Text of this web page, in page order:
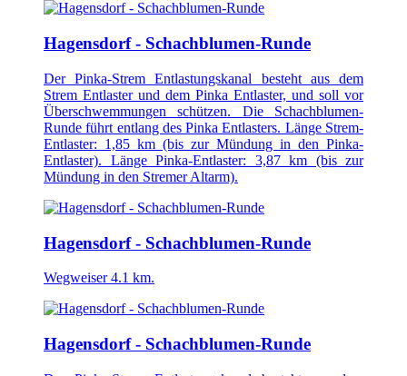
Hagensdorf - Schachblumen-Runde
Der Pinka-Strem Entlastungskanal besteht aus dem
Strem Entlaster und dem Pinka Entlaster, und soll vor
Überschwemmungen schützen. Die Schachblumen-
Runde führt entlang des Pinka Entlasters. Länge Strem-
Entlaster: 1,85 km (bis zur Mündung in den Pinka-
Entlaster). Länge Pinka-Entlaster: 3,87 km (bis zur
Mündung in den Stremer Altarm).
Hagensdorf - Schachblumen-Runde
Wegweiser 4.1 km.
Hagensdorf - Schachblumen-Runde